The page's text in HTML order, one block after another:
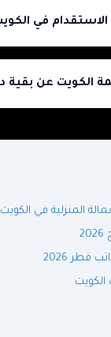
الاستقدام في
الكويت عن بقية
المنزلية في الكويت
قطر 2026